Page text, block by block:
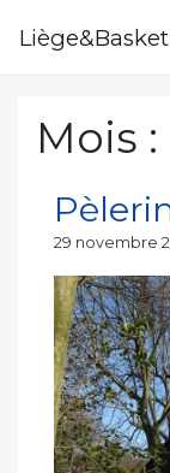
Mois :
Publié
29 novembre